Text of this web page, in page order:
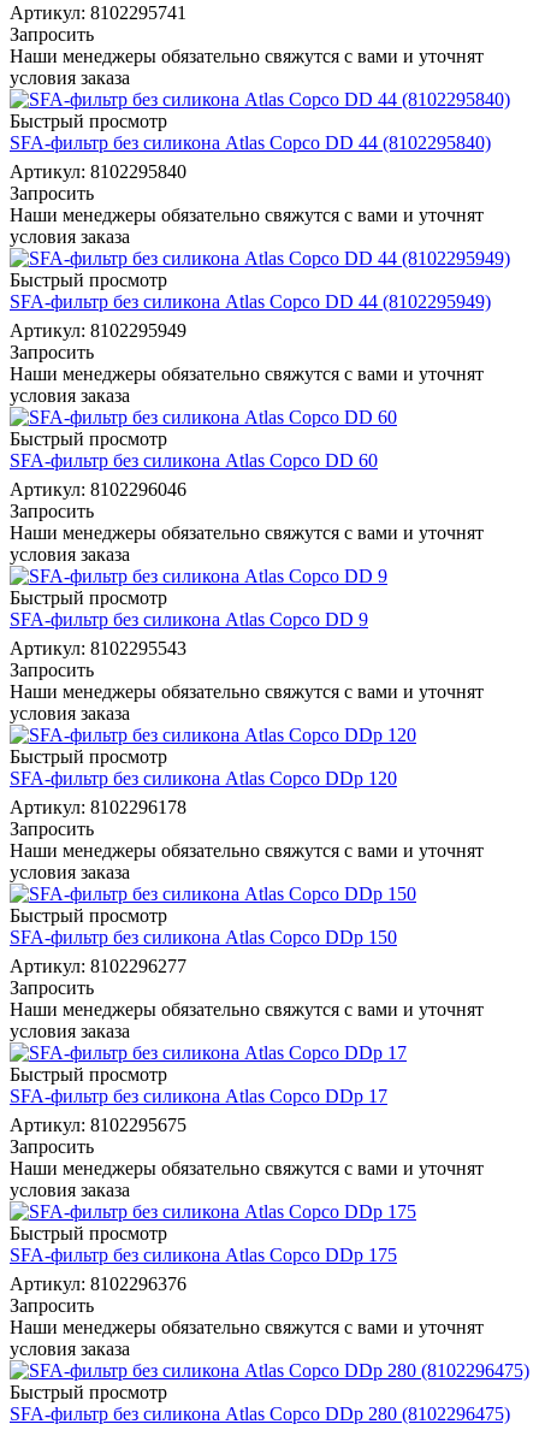
Артикул: 8102295741
Запросить
Наши менеджеры обязательно свяжутся с вами и уточнят
условия заказа
Быстрый просмотр
SFA-фильтр без силикона Atlas Copco DD 44 (8102295840)
Артикул: 8102295840
Запросить
Наши менеджеры обязательно свяжутся с вами и уточнят
условия заказа
Быстрый просмотр
SFA-фильтр без силикона Atlas Copco DD 44 (8102295949)
Артикул: 8102295949
Запросить
Наши менеджеры обязательно свяжутся с вами и уточнят
условия заказа
Быстрый просмотр
SFA-фильтр без силикона Atlas Copco DD 60
Артикул: 8102296046
Запросить
Наши менеджеры обязательно свяжутся с вами и уточнят
условия заказа
Быстрый просмотр
SFA-фильтр без силикона Atlas Copco DD 9
Артикул: 8102295543
Запросить
Наши менеджеры обязательно свяжутся с вами и уточнят
условия заказа
Быстрый просмотр
SFA-фильтр без силикона Atlas Copco DDp 120
Артикул: 8102296178
Запросить
Наши менеджеры обязательно свяжутся с вами и уточнят
условия заказа
Быстрый просмотр
SFA-фильтр без силикона Atlas Copco DDp 150
Артикул: 8102296277
Запросить
Наши менеджеры обязательно свяжутся с вами и уточнят
условия заказа
Быстрый просмотр
SFA-фильтр без силикона Atlas Copco DDp 17
Артикул: 8102295675
Запросить
Наши менеджеры обязательно свяжутся с вами и уточнят
условия заказа
Быстрый просмотр
SFA-фильтр без силикона Atlas Copco DDp 175
Артикул: 8102296376
Запросить
Наши менеджеры обязательно свяжутся с вами и уточнят
условия заказа
Быстрый просмотр
SFA-фильтр без силикона Atlas Copco DDp 280 (8102296475)